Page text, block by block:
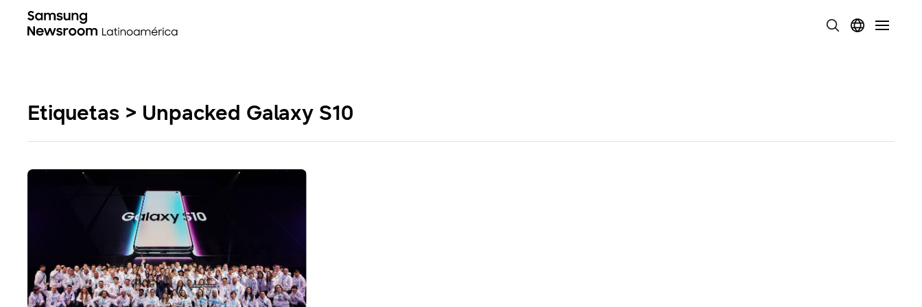
Etiquetas > Unpacked Galaxy S10